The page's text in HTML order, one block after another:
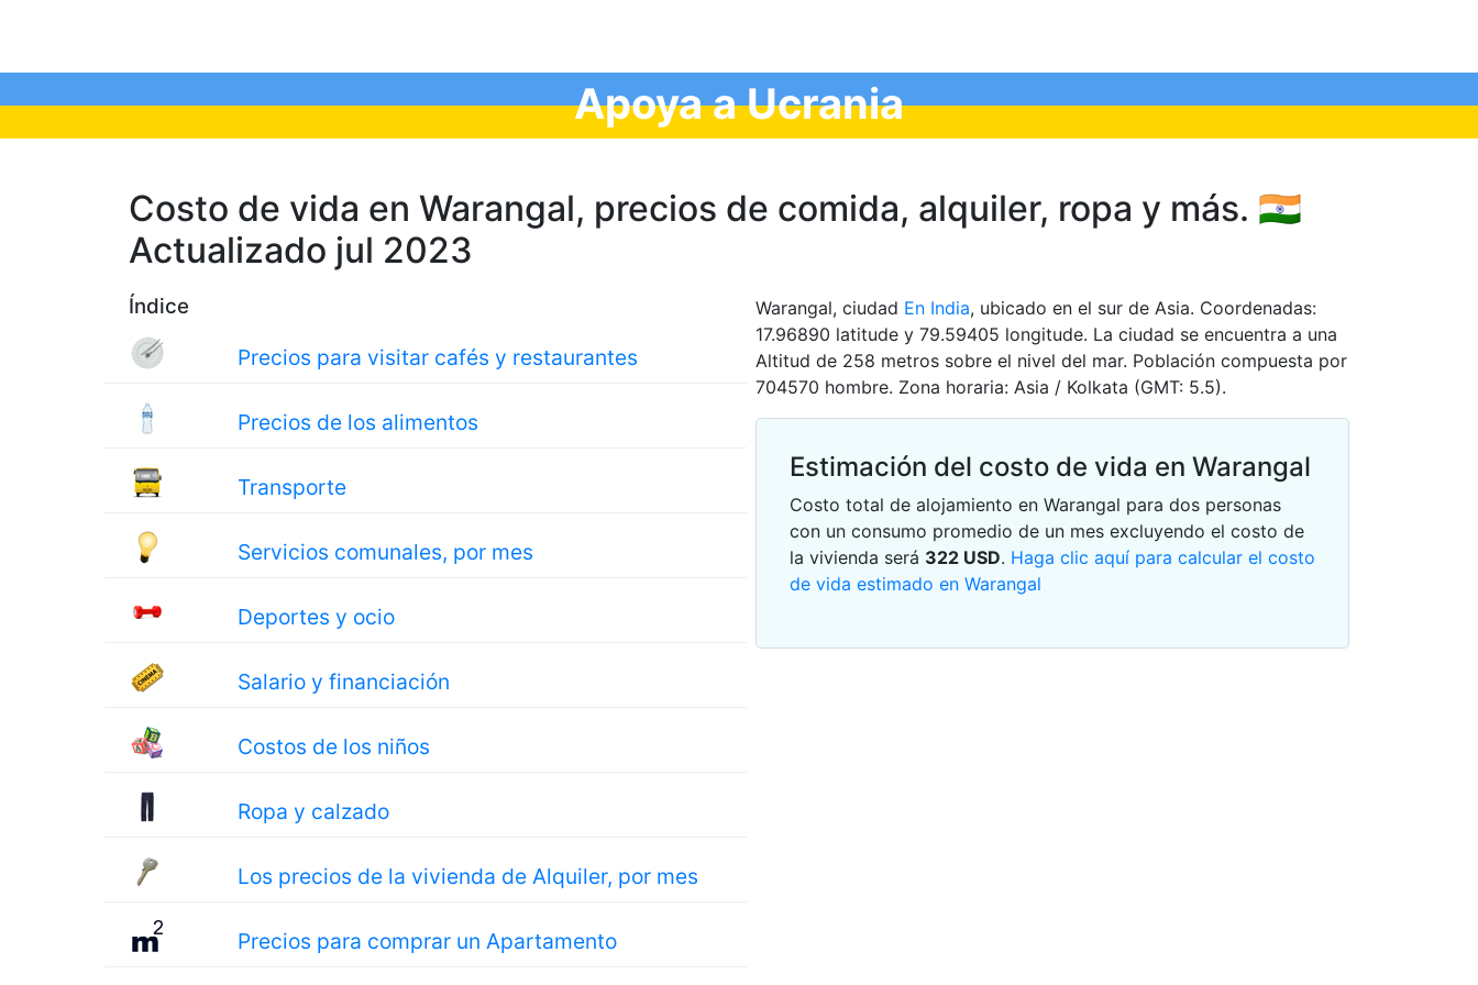
Apoya a Ucrania
Costo de vida en Warangal, precios de comida, аlquiler, ropa y más. 🇮🇳
Actualizado jul 2023
Índice
Precios para visitar cafés y restaurantes
Precios de los alimentos
Transporte
Servicios comunales, por mes
Deportes y ocio
Salario y financiación
Costos de los niños
Ropa y calzado
Los precios de la vivienda de Alquiler, por mes
Precios para comprar un Apartamento
Warangal, ciudad En India, ubicado en el sur de Asia. Coordenadas:
17.96890 latitude y 79.59405 longitude. La ciudad se encuentra a una
Altitud de 258 metros sobre el nivel del mar. Población compuesta por
704570 hombre. Zona horaria: Asia / Kolkata (GMT: 5.5).
Estimación del costo de vida en Warangal
Costo total de alojamiento en Warangal para dos personas
con un consumo promedio de un mes excluyendo el costo de
la vivienda será 322 USD. Haga clic aquí para calcular el costo
de vida estimado en Warangal